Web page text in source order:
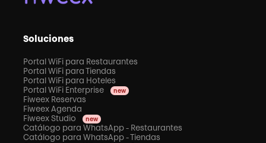
Soluciones
Portal WiFi para Restaurantes
Portal WiFi para Tiendas
Portal WiFi para Hoteles
Portal WiFi Enterprise
new
Fiweex Reservas
Fiweex Agenda
Fiweex Studio
new
Catálogo para WhatsApp - Restaurantes
Catálogo para WhatsApp - Tiendas